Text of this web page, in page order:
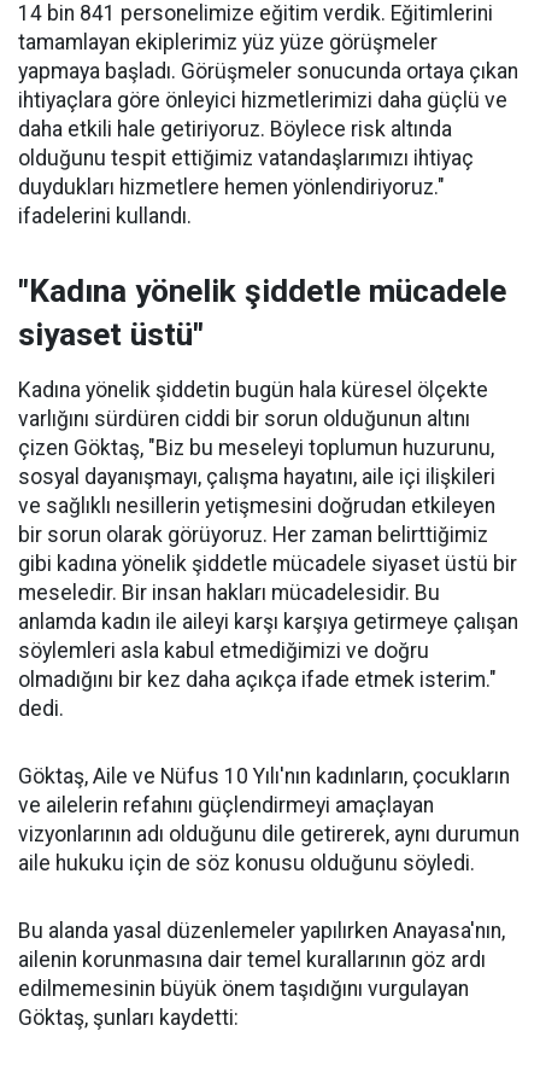
14 bin 841 personelimize eğitim verdik. Eğitimlerini
tamamlayan ekiplerimiz yüz yüze görüşmeler
yapmaya başladı. Görüşmeler sonucunda ortaya çıkan
ihtiyaçlara göre önleyici hizmetlerimizi daha güçlü ve
daha etkili hale getiriyoruz. Böylece risk altında
olduğunu tespit ettiğimiz vatandaşlarımızı ihtiyaç
duydukları hizmetlere hemen yönlendiriyoruz."
ifadelerini kullandı.
"Kadına yönelik şiddetle mücadele
siyaset üstü"
Kadına yönelik şiddetin bugün hala küresel ölçekte
varlığını sürdüren ciddi bir sorun olduğunun altını
çizen Göktaş, "Biz bu meseleyi toplumun huzurunu,
sosyal dayanışmayı, çalışma hayatını, aile içi ilişkileri
ve sağlıklı nesillerin yetişmesini doğrudan etkileyen
bir sorun olarak görüyoruz. Her zaman belirttiğimiz
gibi kadına yönelik şiddetle mücadele siyaset üstü bir
meseledir. Bir insan hakları mücadelesidir. Bu
anlamda kadın ile aileyi karşı karşıya getirmeye çalışan
söylemleri asla kabul etmediğimizi ve doğru
olmadığını bir kez daha açıkça ifade etmek isterim."
dedi.
Göktaş, Aile ve Nüfus 10 Yılı'nın kadınların, çocukların
ve ailelerin refahını güçlendirmeyi amaçlayan
vizyonlarının adı olduğunu dile getirerek, aynı durumun
aile hukuku için de söz konusu olduğunu söyledi.
Bu alanda yasal düzenlemeler yapılırken Anayasa'nın,
ailenin korunmasına dair temel kurallarının göz ardı
edilmemesinin büyük önem taşıdığını vurgulayan
Göktaş, şunları kaydetti: